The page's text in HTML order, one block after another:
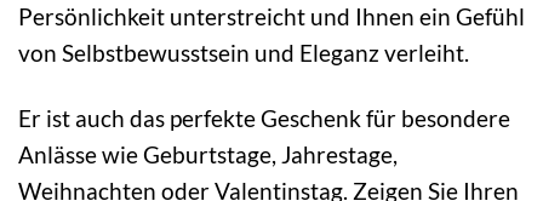
Persönlichkeit unterstreicht und Ihnen ein Gefühl
von Selbstbewusstsein und Eleganz verleiht.
Er ist auch das perfekte Geschenk für besondere
Anlässe wie Geburtstage, Jahrestage,
Weihnachten oder Valentinstag. Zeigen Sie Ihren